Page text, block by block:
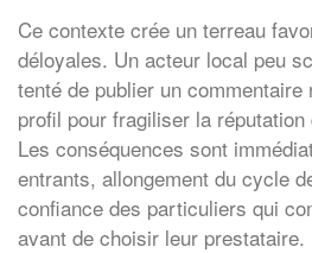
Ce contexte crée un terreau
déloyales. Un acteur local peu
tenté de publier un
profil pour fragiliser la réputation
Les conséquences sont
entrants, allongement du cycle
confiance des particuliers qui
avant de choisir leur prestataire.